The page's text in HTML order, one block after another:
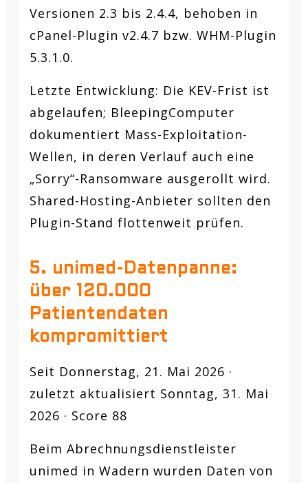
Versionen 2.3 bis 2.4.4, behoben in
cPanel-Plugin v2.4.7 bzw. WHM-Plugin
5.3.1.0.
Letzte Entwicklung: Die KEV-Frist ist
abgelaufen; BleepingComputer
dokumentiert Mass-Exploitation-
Wellen, in deren Verlauf auch eine
„Sorry“-Ransomware ausgerollt wird.
Shared-Hosting-Anbieter sollten den
Plugin-Stand flottenweit prüfen.
5. unimed-Datenpanne:
über 120.000
Patientendaten
kompromittiert
Seit Donnerstag, 21. Mai 2026 ·
zuletzt aktualisiert Sonntag, 31. Mai
2026 · Score 88
Beim Abrechnungsdienstleister
unimed in Wadern wurden Daten von